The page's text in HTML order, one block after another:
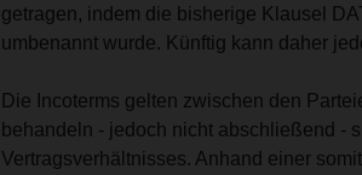
getragen, indem die bisherige Klausel
umbenannt wurde. Künftig kann daher
Die Incoterms gelten zwischen den
behandeln - jedoch nicht abschließend -
Vertragsverhältnisses. Anhand einer